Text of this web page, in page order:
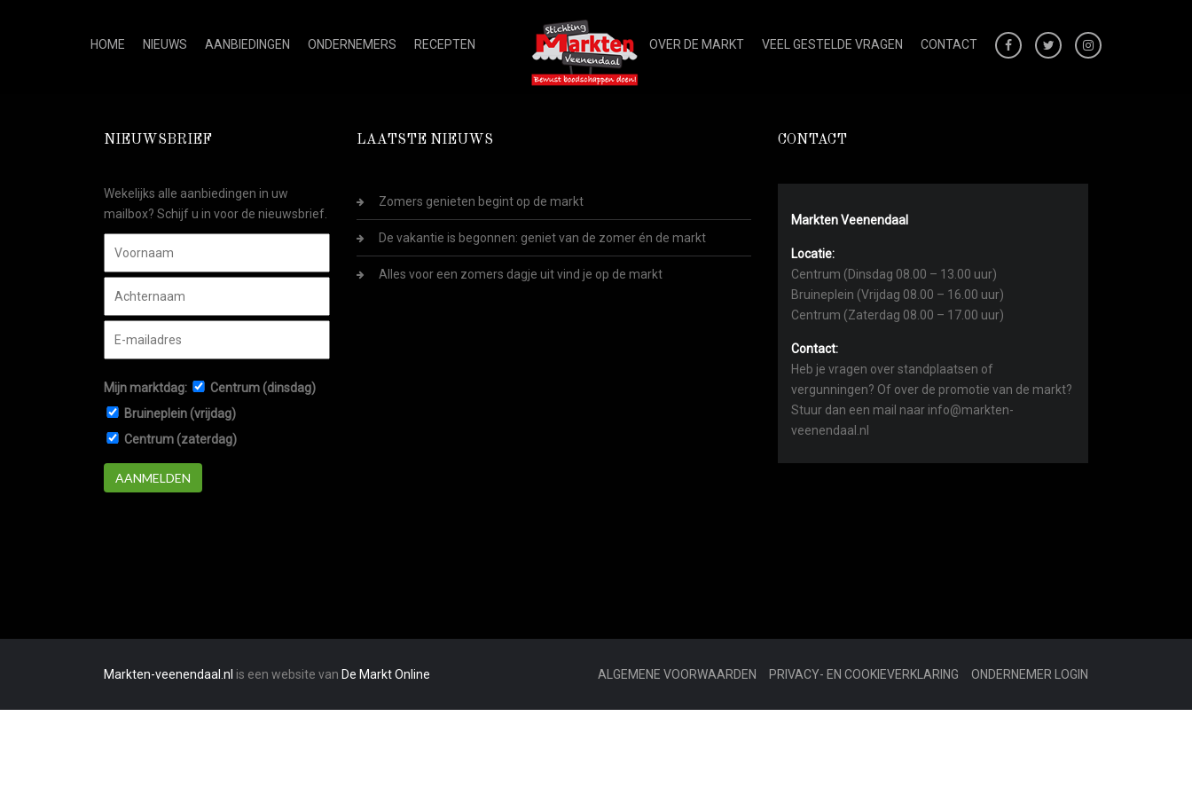
HOME NIEUWS AANBIEDINGEN ONDERNEMERS RECEPTEN OVER DE MARKT VEEL GESTELDE VRAGEN CONTACT
NIEUWSBRIEF
Wekelijks alle aanbiedingen in uw
mailbox? Schijf u in voor de nieuwsbrief.
Mijn marktdag:
Centrum (dinsdag)
Bruineplein (vrijdag)
Centrum (zaterdag)
AANMELDEN
LAATSTE NIEUWS
Zomers genieten begint op de markt
De vakantie is begonnen: geniet van de zomer én de markt
Alles voor een zomers dagje uit vind je op de markt
CONTACT
Markten Veenendaal
Locatie:
Centrum (Dinsdag 08.00 – 13.00 uur)
Bruineplein (Vrijdag 08.00 – 16.00 uur)
Centrum (Zaterdag 08.00 – 17.00 uur)
Contact:
Heb je vragen over standplaatsen of
vergunningen? Of over de promotie van de markt?
Stuur dan een mail naar info@markten-
veenendaal.nl
Markten-veenendaal.nl is een website van De Markt Online ALGEMENE VOORWAARDEN PRIVACY- EN COOKIEVERKLARING ONDERNEMER LOGIN